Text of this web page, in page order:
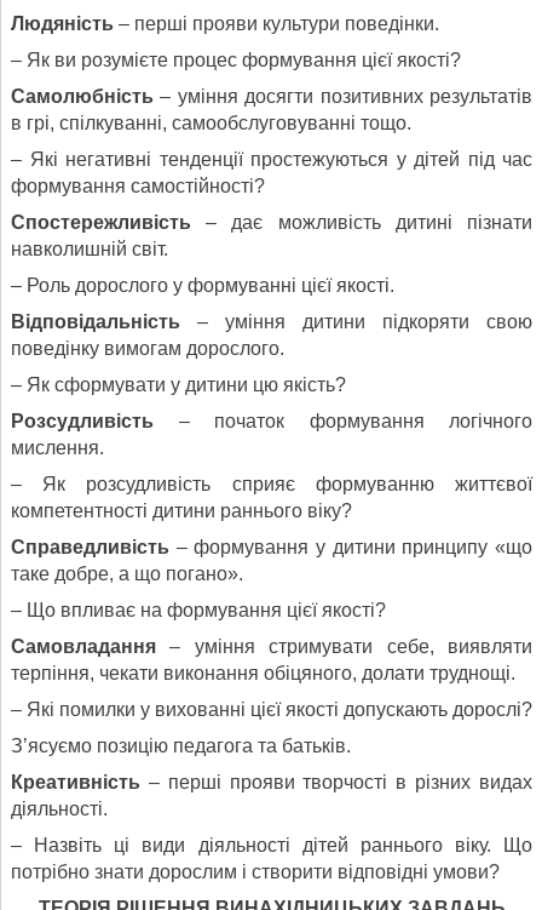
Людяність – перші прояви культури поведінки.
– Як ви розумієте процес формування цієї якості?
Самолюбність – уміння досягти позитивних результатів
в грі, спілкуванні, самообслуговуванні тощо.
– Які негативні тенденції простежуються у дітей під час
формування самостійності?
Спостережливість – дає можливість дитині пізнати
навколишній світ.
– Роль дорослого у формуванні цієї якості.
Відповідальність – уміння дитини підкоряти свою
поведінку вимогам дорослого.
– Як сформувати у дитини цю якість?
Розсудливість – початок формування логічного
мислення.
– Як розсудливість сприяє формуванню життєвої
компетентності дитини раннього віку?
Справедливість – формування у дитини принципу «що
таке добре, а що погано».
– Що впливає на формування цієї якості?
Самовладання – уміння стримувати себе, виявляти
терпіння, чекати виконання обіцяного, долати труднощі.
– Які помилки у вихованні цієї якості допускають дорослі?
З’ясуємо позицію педагога та батьків.
Креативність – перші прояви творчості в різних видах
діяльності.
– Назвіть ці види діяльності дітей раннього віку. Що
потрібно знати дорослим і створити відповідні умови?